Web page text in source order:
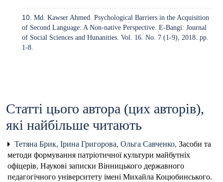
Md. Kawser Ahmed. Psychological Barriers in the Acquisition
of Second Language: A Non-native Perspective. E-Bangi: Journal
of Social Sciences and Hunanities. Vol. 16. No. 7 (1-9), 2018. pp.
1-8.
Статті цього автора (цих авторів),
які найбільше читають
Тетяна Брик, Ірина Григорова, Ольга Савченко, Засоби та
методи формування патріотичної культури майбутніх
офіцерів, Наукові записки Вінницького державного
педагогічного університету імені Михайла Коцюбинського.